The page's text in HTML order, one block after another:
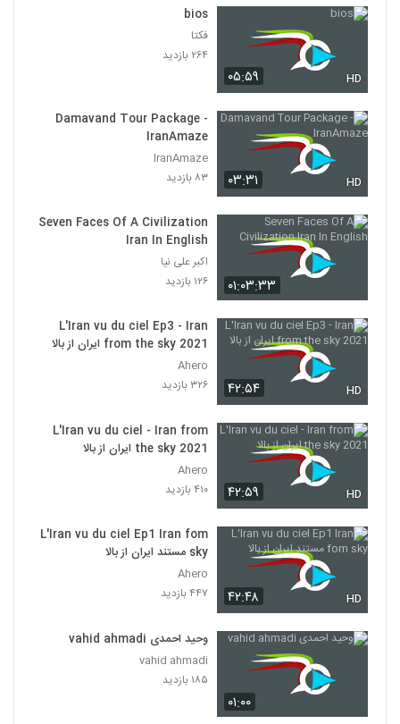
۰۵:۵۹ HD
bios
فکتا
۲۶۴ بازدید
۰۳:۳۱ HD
Damavand Tour Package -
IranAmaze
IranAmaze
۸۳ بازدید
۰۱:۰۳:۳۳
Seven Faces Of A Civilization
Iran In English
اکبر علی نیا
۱۲۶ بازدید
۴۲:۵۴ HD
L'Iran vu du ciel Ep3 - Iran
from the sky 2021 ایران از بالا
Ahero
۳۲۶ بازدید
۴۲:۵۹ HD
L'Iran vu du ciel - Iran from
the sky 2021 ایران از بالا
Ahero
۴۱۰ بازدید
۴۲:۴۸ HD
L'Iran vu du ciel Ep1 Iran fom
sky مستند ایران از بالا
Ahero
۴۴۷ بازدید
۰۱:۰۰
وحید احمدی vahid ahmadi
vahid ahmadi
۱۸۵ بازدید